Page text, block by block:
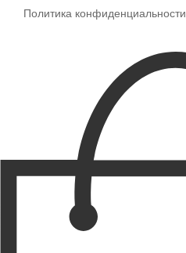
Политика конфиденциальности